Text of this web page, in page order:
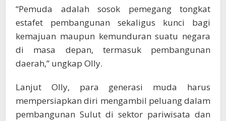
“Pemuda adalah sosok pemegang tongkat
estafet pembangunan sekaligus kunci bagi
kemajuan maupun kemunduran suatu negara
di masa depan, termasuk pembangunan
daerah,” ungkap Olly.
Lanjut Olly, para generasi muda harus
mempersiapkan diri mengambil peluang dalam
pembangunan Sulut di sektor pariwisata dan